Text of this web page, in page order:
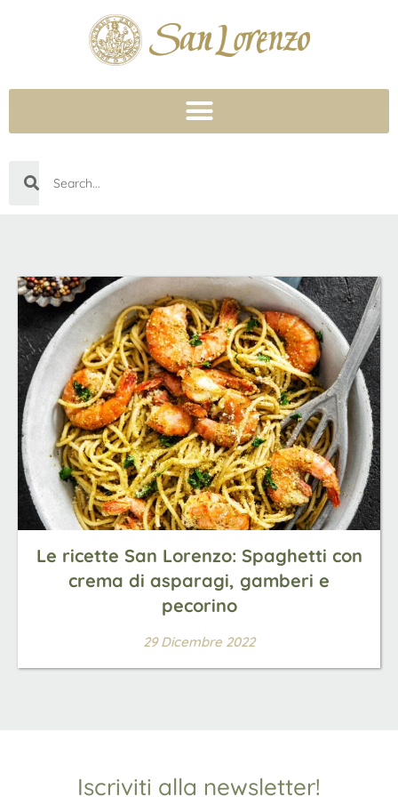
Le ricette San Lorenzo: Spaghetti con
crema di asparagi, gamberi e
pecorino
29 Dicembre 2022
Iscriviti alla newsletter!